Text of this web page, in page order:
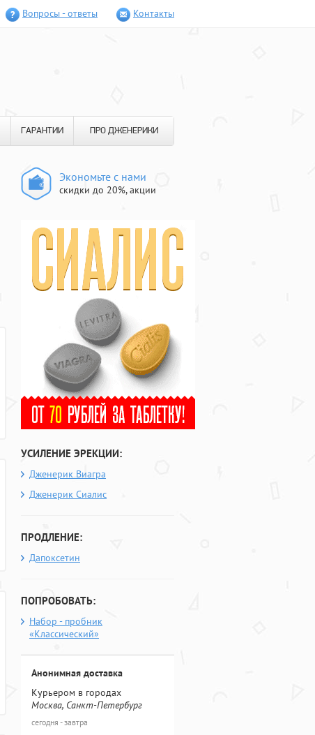
Вопросы - ответы Контакты
ГАРАНТИИ ПРО ДЖЕНЕРИКИ
Экономьте с нами
скидки до 20%, акции
УСИЛЕНИЕ ЭРЕКЦИИ:
Дженерик Виагра
Дженерик Сиалис
ПРОДЛЕНИЕ:
Дапоксетин
ПОПРОБОВАТЬ:
Набор - пробник
«Классический»
Анонимная доставка
Курьером в городах
Москва, Санкт-Петербург
сегодня - завтра